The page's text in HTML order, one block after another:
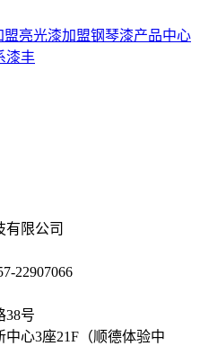
盟亮光漆加盟钢琴漆产品中心
漆丰
有限公司
22907066
38号
心3座21F（顺德体验中